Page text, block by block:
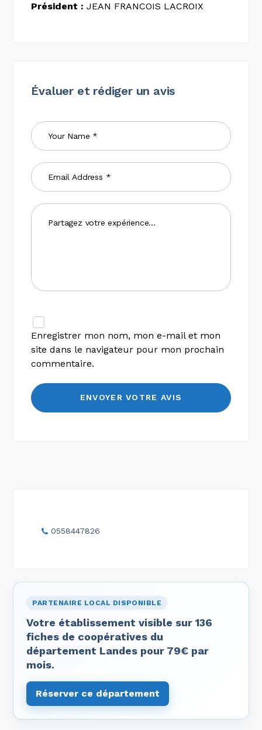
Président : JEAN FRANCOIS LACROIX
Évaluer et rédiger un avis
Enregistrer mon nom, mon e-mail et mon
site dans le navigateur pour mon prochain
commentaire.
0558447826
PARTENAIRE LOCAL DISPONIBLE
Votre établissement visible sur 136
fiches de coopératives du
département Landes pour 79€ par
mois.
Réserver ce département